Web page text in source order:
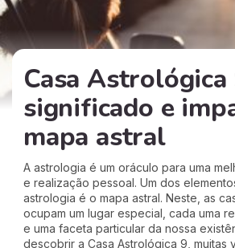
Casa Astrológica
significado e
mapa astral
A astrologia é um oráculo para uma
e realização pessoal. Um dos
astrologia é o mapa astral. Neste, as
ocupam um lugar especial, cada uma
e uma faceta particular da nossa
descobrir a Casa Astrológica 9, muitas